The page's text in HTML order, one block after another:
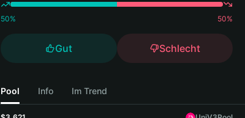
50% 50%
Gut Schlecht
Pool Info Im Trend